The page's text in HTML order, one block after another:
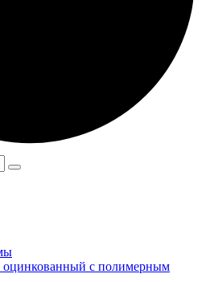
оцинкованный с полимерным